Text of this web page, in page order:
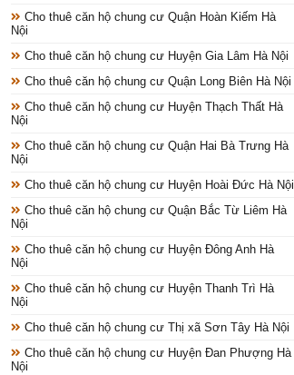
Cho thuê căn hộ chung cư Quận Hoàn Kiếm Hà
Nội
Cho thuê căn hộ chung cư Huyện Gia Lâm Hà Nội
Cho thuê căn hộ chung cư Quận Long Biên Hà Nội
Cho thuê căn hộ chung cư Huyện Thạch Thất Hà
Nội
Cho thuê căn hộ chung cư Quận Hai Bà Trưng Hà
Nội
Cho thuê căn hộ chung cư Huyện Hoài Đức Hà Nội
Cho thuê căn hộ chung cư Quận Bắc Từ Liêm Hà
Nội
Cho thuê căn hộ chung cư Huyện Đông Anh Hà
Nội
Cho thuê căn hộ chung cư Huyện Thanh Trì Hà
Nội
Cho thuê căn hộ chung cư Thị xã Sơn Tây Hà Nội
Cho thuê căn hộ chung cư Huyện Đan Phượng Hà
Nội